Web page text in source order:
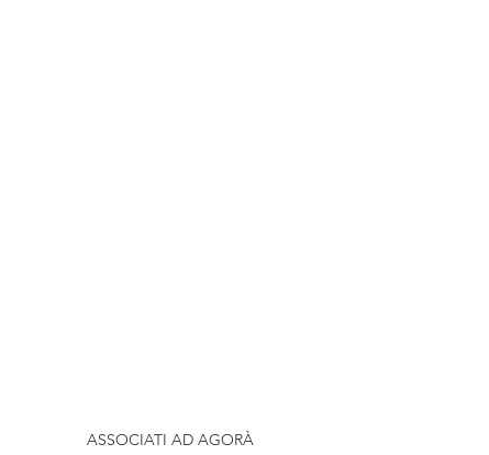
ASSOCIATI AD AGORÀ